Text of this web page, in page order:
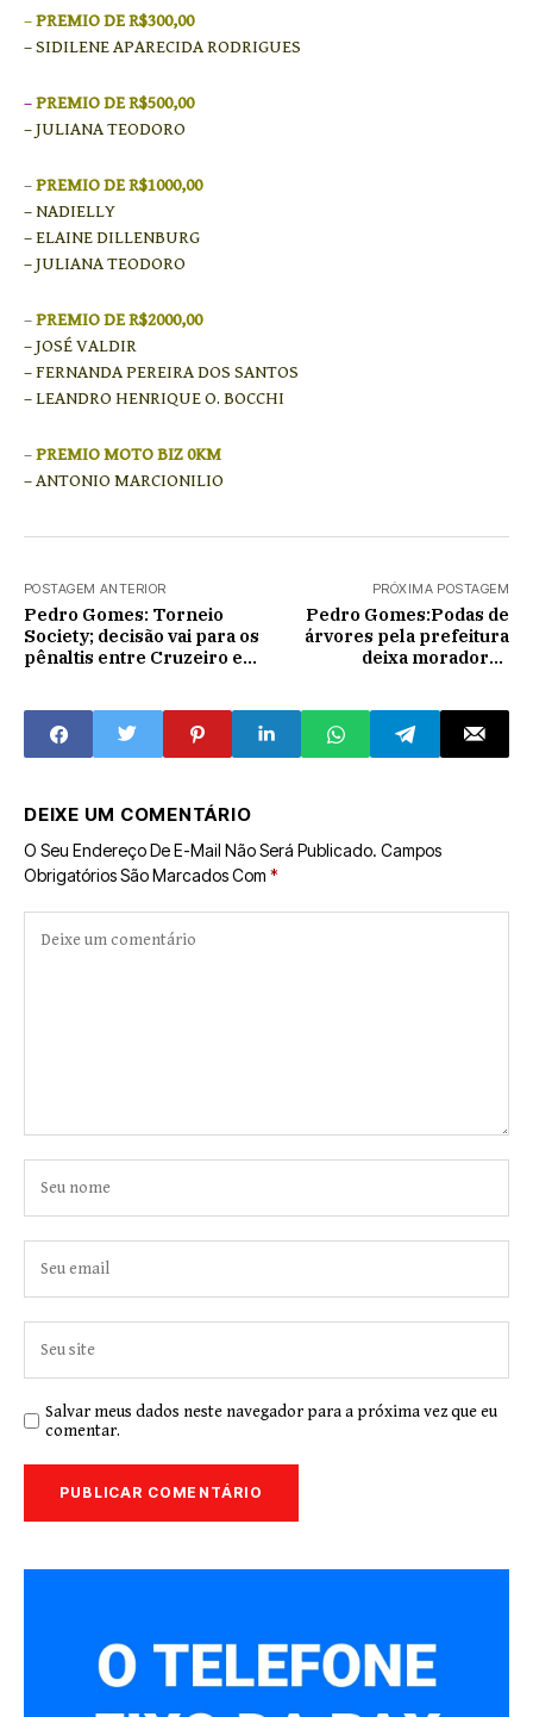
–PREMIO DE R$300,00
– SIDILENE APARECIDA RODRIGUES
–PREMIO DE R$500,00
– JULIANA TEODORO
–PREMIO DE R$1000,00
– NADIELLY
– ELAINE DILLENBURG
– JULIANA TEODORO
–PREMIO DE R$2000,00
– JOSÉ VALDIR
– FERNANDA PEREIRA DOS SANTOS
– LEANDRO HENRIQUE O. BOCCHI
–PREMIO MOTO BIZ 0KM
– ANTONIO MARCIONILIO
POSTAGEM ANTERIOR
Pedro Gomes: Torneio
Society; decisão vai para os
pênaltis entre Cruzeiro e
PRÓXIMA POSTAGEM
Pedro Gomes:Podas de
árvores pela prefeitura
deixa moradores
DEIXE UM COMENTÁRIO
O Seu Endereço De E-Mail Não Será Publicado. Campos
Obrigatórios São Marcados Com *
Salvar meus dados neste navegador para a próxima vez que eu
comentar.